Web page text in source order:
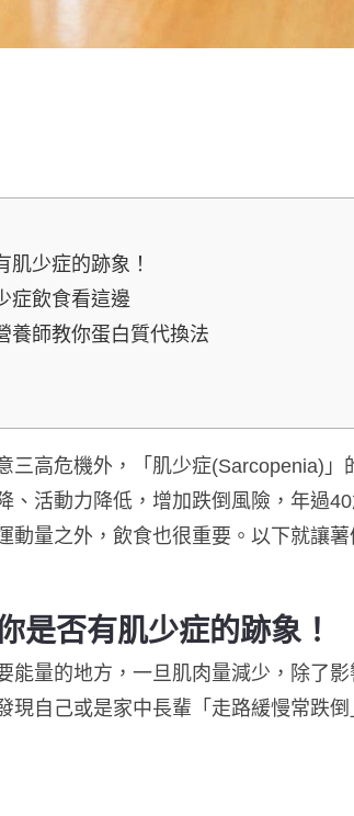
少症的跡象！
症飲食看這邊
養師教你蛋白質代換法
三高危機外，「肌少症(Sarcopenia)」
、活動力降低，增加跌倒風險，年過
動量之外，飲食也很重要。以下就讓
是否有肌少症的跡象！
能量的地方，一旦肌肉量減少，除了
現 自己或是家中長輩「走路緩慢常跌